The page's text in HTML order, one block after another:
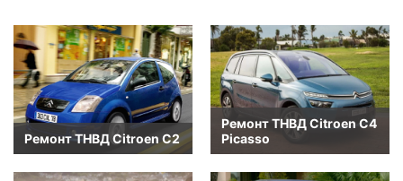
Ремонт ТНВД Citroen C2
Ремонт ТНВД Citroen C4
Picasso